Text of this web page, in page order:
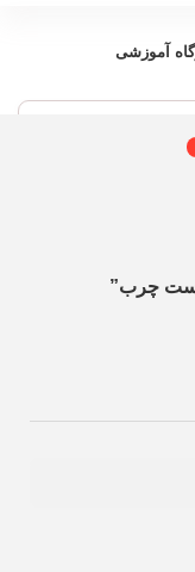
آموزشی
چرب”